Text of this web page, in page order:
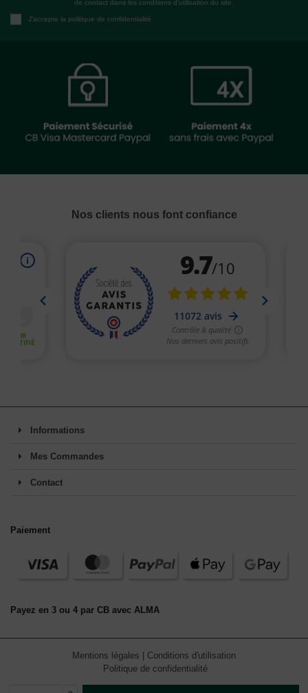
de contact dans les conditions d'utilisation du site.
J'accepte la politique de confidentialité
Nos clients nous font confiance
Informations
Mes Commandes
Contact
Paiement
Payez en 3 ou 4 par CB avec ALMA
Mentions légales
Conditions d'utilisation
Politique de confidentialité